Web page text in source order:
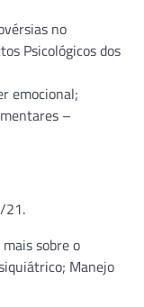
no
Psicológicos dos
emocional;
–
21.
sobre o
Manejo